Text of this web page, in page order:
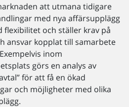
att utmana tidigare
med nya affärsupplägg
flexibilitet och ställer krav på
ansvar kopplat till samarbete
inom
görs en analys av
för att få en ökad
och möjligheter med olika